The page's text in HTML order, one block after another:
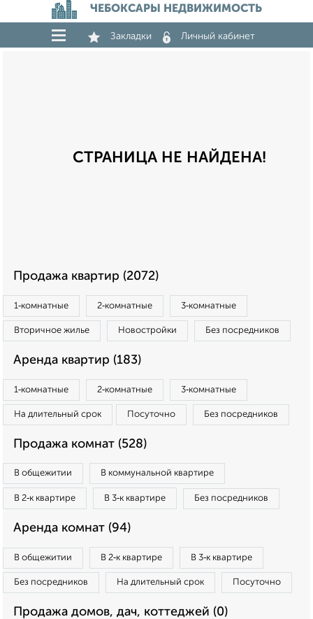
ЧЕБОКСАРЫ НЕДВИЖИМОСТЬ
Закладки Личный кабинет
СТРАНИЦА НЕ НАЙДЕНА!
Продажа квартир (2072)
1‑комнатные 2‑комнатные 3‑комнатные
Вторичное жилье Новостройки Без посредников
Аренда квартир (183)
1‑комнатные 2‑комнатные 3‑комнатные
На длительный срок Посуточно Без посредников
Продажа комнат (528)
В общежитии В коммунальной квартире
В 2‑к квартире В 3‑к квартире Без посредников
Аренда комнат (94)
В общежитии В 2‑к квартире В 3‑к квартире
Без посредников На длительный срок Посуточно
Продажа домов, дач, коттеджей (0)